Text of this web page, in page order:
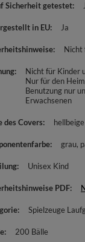
Sicherheit getestet
in EU Ja
Nicht
Nicht für Kinder
Nur für den
Benutzung nur
Erwachsenen
des Covers hellbeige
grau
Unisex Kind
PDF
Spielzeuge
200 Bälle